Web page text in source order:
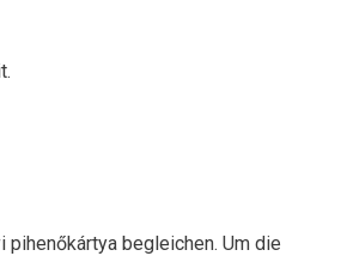
begleichen. Um die